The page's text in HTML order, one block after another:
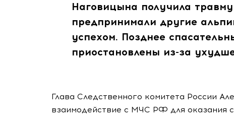
Наговицына получила
предпринимали другие
успехом. Позднее
приостановлены из-за
Глава Следственного комитета России
взаимодействие с МЧС РФ для оказания